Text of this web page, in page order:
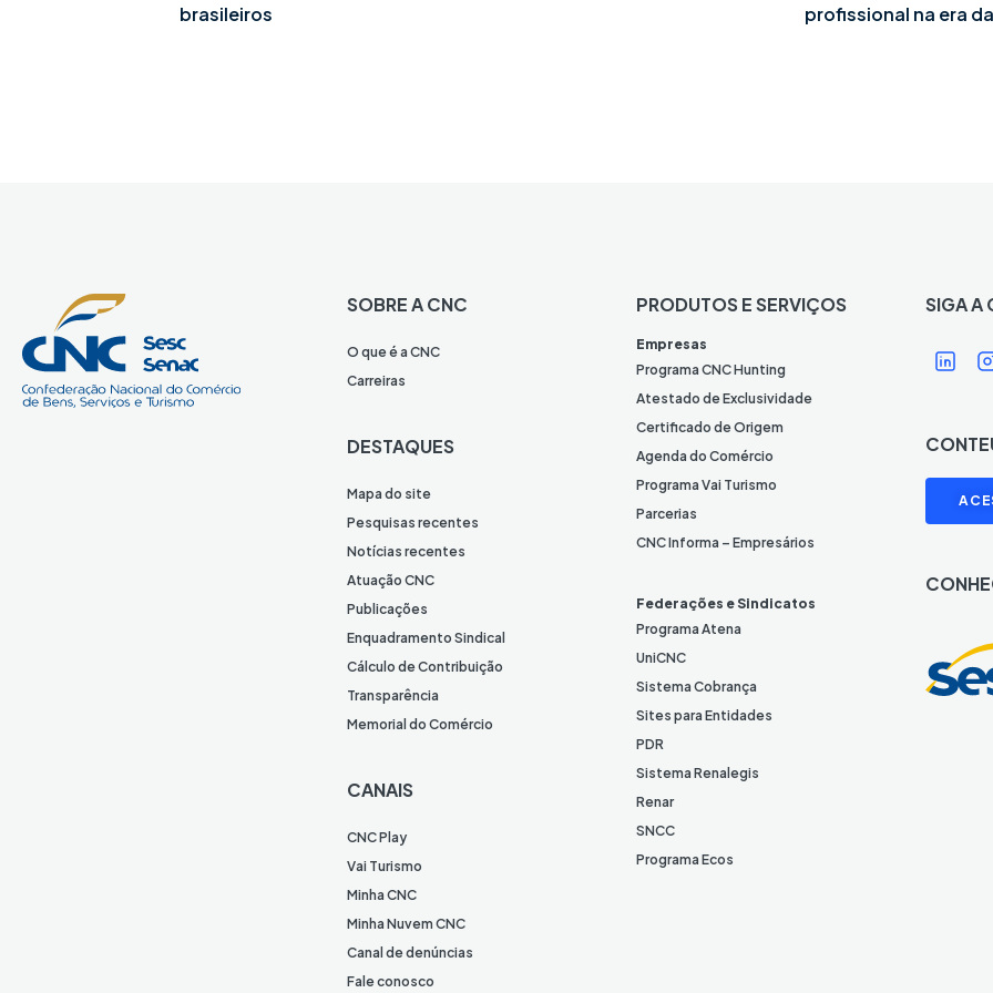
brasileiros
profissional na era
SOBRE A CNC
O que é a CNC
Carreiras
DESTAQUES
Mapa do site
Pesquisas recentes
Notícias recentes
Atuação CNC
Publicações
Enquadramento Sindical
Cálculo de Contribuição
Transparência
Memorial do Comércio
CANAIS
CNC Play
Vai Turismo
Minha CNC
Minha Nuvem CNC
Canal de denúncias
Fale conosco
PRODUTOS E SERVIÇOS
Empresas
Programa CNC Hunting
Atestado de Exclusividade
Certificado de Origem
Agenda do Comércio
Programa Vai Turismo
Parcerias
CNC Informa – Empresários
Federações e Sindicatos
Programa Atena
UniCNC
Sistema Cobrança
Sites para Entidades
PDR
Sistema Renalegis
Renar
SNCC
Programa Ecos
SIGA A
Í
c
n
e
L
i
k
e
I
n
Í
I